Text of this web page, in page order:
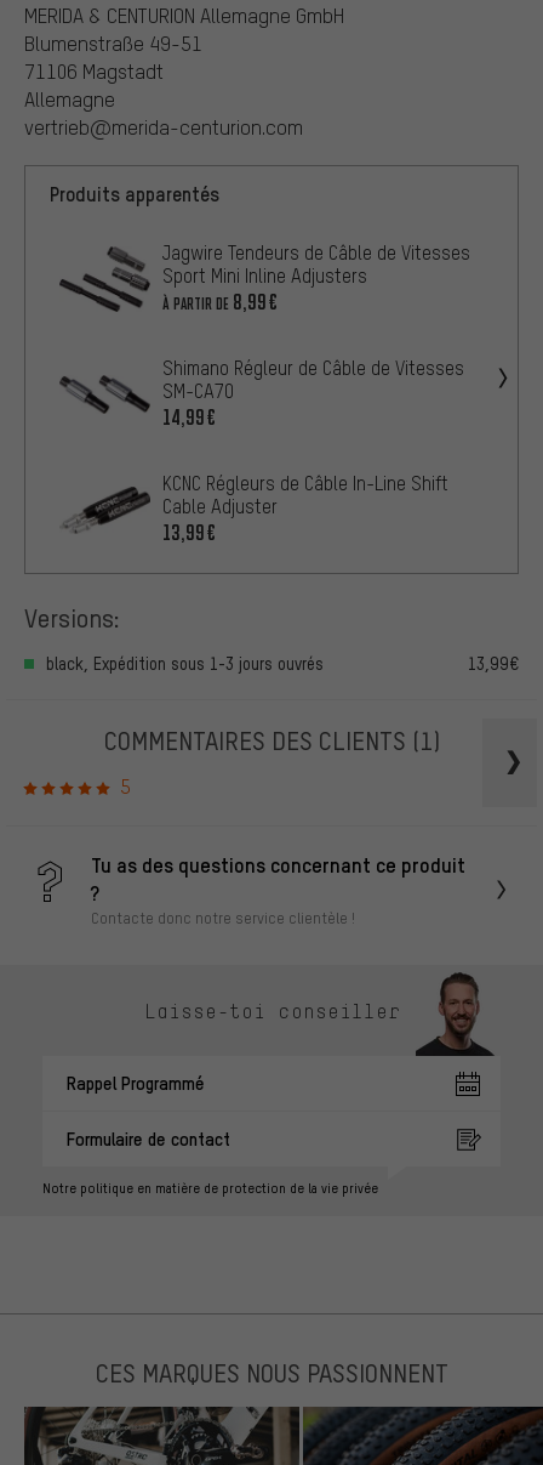
MERIDA & CENTURION Allemagne GmbH
Blumenstraße 49-51
71106 Magstadt
Allemagne
vertrieb@merida-centurion.com
Produits apparentés
Jagwire Tendeurs de Câble de Vitesses
Sport Mini Inline Adjusters
À PARTIR DE 8,99€
Shimano Régleur de Câble de Vitesses
SM-CA70
14,99€
KCNC Régleurs de Câble In-Line Shift
Cable Adjuster
13,99€
Versions:
black, Expédition sous 1-3 jours ouvrés 13,99€
COMMENTAIRES DES CLIENTS (1)
5
Tu as des questions concernant ce produit
?
Contacte donc notre service clientèle !
Laisse-toi conseiller
Rappel Programmé
Formulaire de contact
Notre politique en matière de protection de la vie privée
CES MARQUES NOUS PASSIONNENT